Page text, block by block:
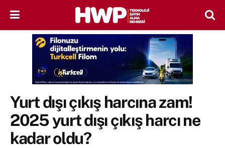
Yurt dışı çıkış harcına zam!
2025 yurt dışı çıkış harcı ne
kadar oldu?